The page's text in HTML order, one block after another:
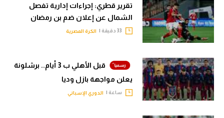
تقرير قطري: إجراءات إدارية تفصل
الشمال عن إعلان ضم بن رمضان
الكرة المصرية
قبل الأهلي ب 3 أيام.. برشلونة
يعلن مواجهة بازل وديا
ساعة | الدوري الإسباني